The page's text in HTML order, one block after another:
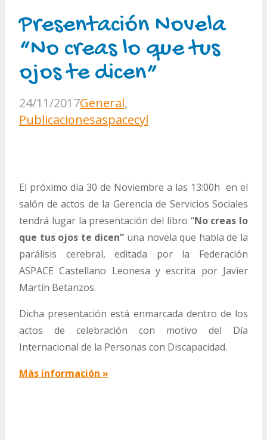
Presentación Novela
“No creas lo que tus
ojos te dicen”
24/11/2017General,
Publicacionesaspacecyl
El próximo día 30 de Noviembre a las 13:00h en el
salón de actos de la Gerencia de Servicios Sociales
tendrá lugar la presentación del libro “No creas lo
que tus ojos te dicen” una novela que habla de la
parálisis cerebral, editada por la Federación
ASPACE Castellano Leonesa y escrita por Javier
Martín Betanzos.
Dicha presentación está enmarcada dentro de los
actos de celebración con motivo del Día
Internacional de la Personas con Discapacidad.
Más información »